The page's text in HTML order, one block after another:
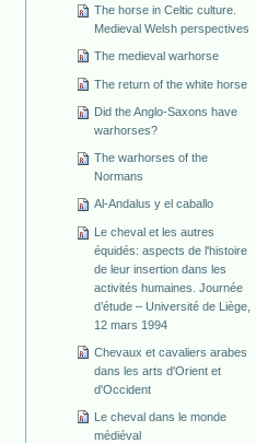
The horse in Celtic culture.
Medieval Welsh perspectives
The medieval warhorse
The return of the white horse
Did the Anglo-Saxons have
warhorses?
The warhorses of the
Normans
Al-Andalus y el caballo
Le cheval et les autres
équidés: aspects de l'histoire
de leur insertion dans les
activités humaines. Journée
d’étude – Université de Liège,
12 mars 1994
Chevaux et cavaliers arabes
dans les arts d'Orient et
d'Occident
Le cheval dans le monde
médiéval